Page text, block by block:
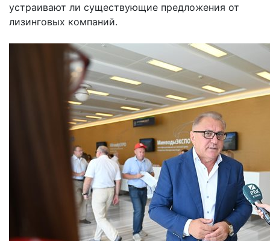
устраивают ли существующие предложения от
лизинговых компаний.